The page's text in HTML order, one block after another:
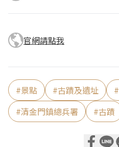
官網請點我
#景點 #古蹟及遺址 #
#清金門鎮總兵署 #古蹟